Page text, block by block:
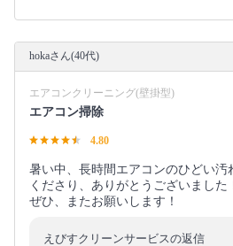
hokaさん(40代)
エアコンクリーニング(壁掛型)
エアコン掃除
4.80
暑い中、長時間エアコンのひどい汚
くださり、ありがとうございました
ぜひ、またお願いします！
えびすクリーンサービスの返信